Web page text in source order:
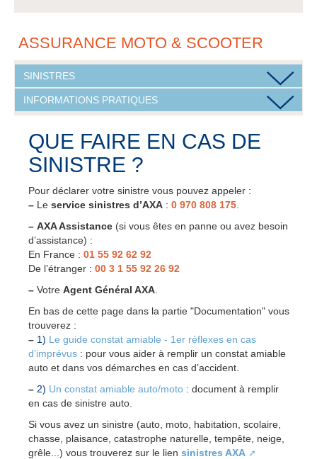
ASSURANCE MOTO & SCOOTER
SINISTRES
INFORMATIONS PRATIQUES
QUE FAIRE EN CAS DE
SINISTRE ?
Pour déclarer votre sinistre vous pouvez appeler :
– Le service sinistres d’AXA : 0 970 808 175
– AXA Assistance (si vous êtes en panne ou avez besoin
d’assistance) :
En France : 01 55 92 62 92
De l’étranger : 00 3 1 55 92 26 92
– Votre Agent Général AXA
En bas de cette page dans la partie "Documentation" vous
trouverez :
– 1) Le guide constat amiable - 1er réflexes en cas
d’imprévus : pour vous aider à remplir un constat amiable
auto et dans vos démarches en cas d’accident.
– 2) Un constat amiable auto/moto : document à remplir
en cas de sinistre auto.
Si vous avez un sinistre (auto, moto, habitation, scolaire,
chasse, plaisance, catastrophe naturelle, tempête, neige,
grêle...) vous trouverez sur le lien sinistres AXA